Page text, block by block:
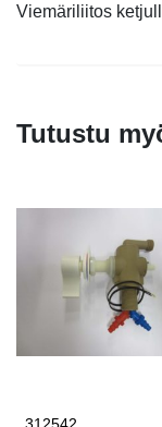
Viemäriliitos
Tutustu